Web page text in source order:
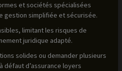
et sociétés spécialisées
gestion simplifiée et sécurisée.
limitant les risques de
juridique adapté.
solides ou demander plusieurs
défaut d’assurance loyers